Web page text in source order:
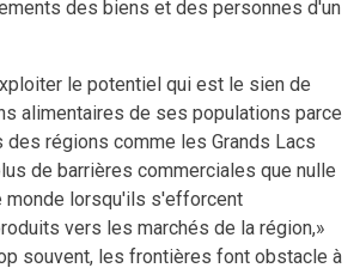
des biens et des personnes d'un
le potentiel qui est le sien de
alimentaires de ses populations parce
des régions comme les Grands Lacs
de barrières commerciales que nulle
monde lorsqu'ils s'efforcent
vers les marchés de la région,»
souvent, les frontières font obstacle à